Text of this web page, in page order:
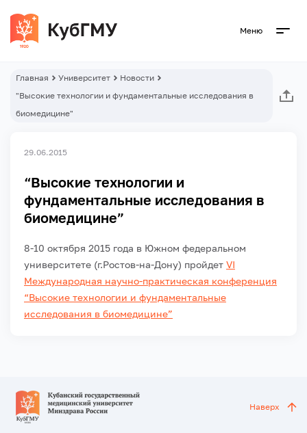
Меню
Главная Университет
Новости
"Высокие технологии и фундаментальные исследования в
биомедицине"
29.06.2015
“Высокие технологии и
фундаментальные исследования в
биомедицине”
8-10 октября 2015 года в Южном федеральном
университете (г.Ростов-на-Дону) пройдет VI
Международная научно-практическая конференция
“Высокие технологии и фундаментальные
исследования в биомедицине”
Наверх